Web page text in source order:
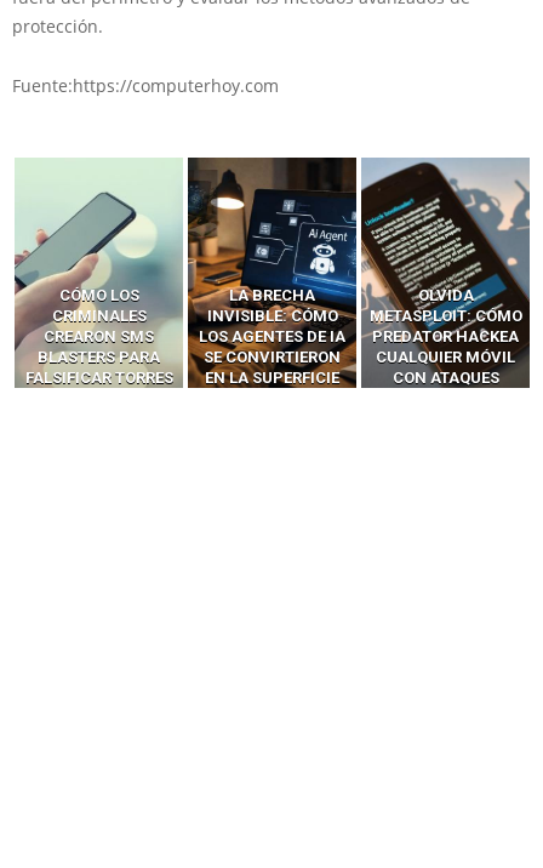
protección.
Fuente:https://computerhoy.com
LA BRECHA
INVISIBLE: CÓMO
LOS AGENTES DE IA
SE CONVIRTIERON
EN LA SUPERFICIE
OLVIDA
METASPLOIT: CÓMO
PREDATOR HACKEA
CUALQUIER MÓVIL
CON ATAQUES
CÓMO LOS HACKERS
INTERCEPTAN OTPS
Y LLAMADAS
MÓVILES SIN
‘HACKEAR’ — EL